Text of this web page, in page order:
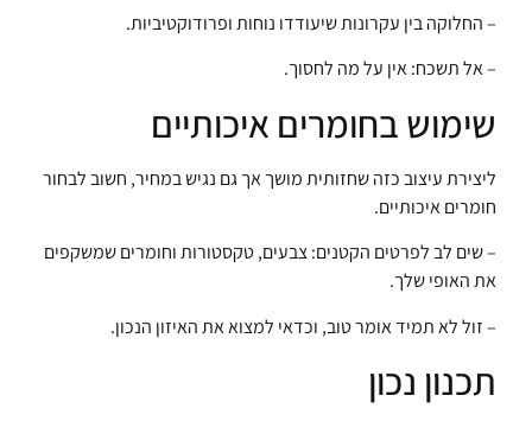
– החלוקה בין עקרונות שיעודדו נוחות ופרודוקטיביות.
– אל תשכח: אין על מה לחסוך.
שימוש בחומרים איכותיים
ליצירת עיצוב כזה שחזותית מושך אך גם נגיש במחיר, חשוב לבחור
חומרים איכותיים.
– שים לב לפרטים הקטנים: צבעים, טקסטורות וחומרים שמשקפים
את האופי שלך.
– זול לא תמיד אומר טוב, וכדאי למצוא את האיזון הנכון.
תכנון נכון